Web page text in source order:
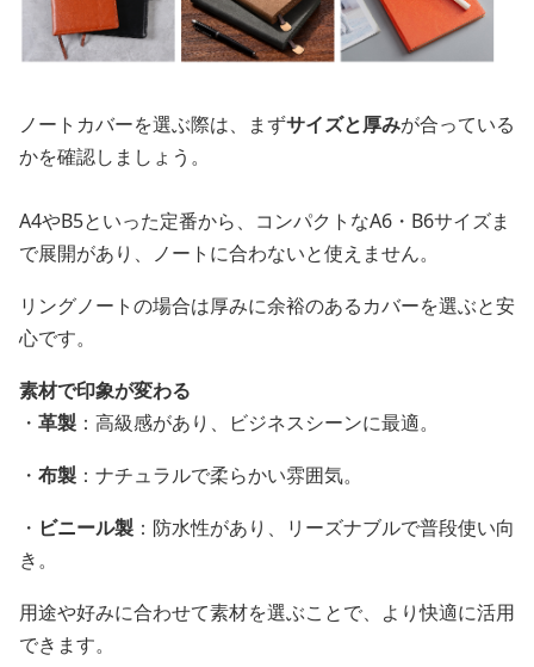
ノートカバーを選ぶ際は、まずサイズと厚みが合っている
かを確認しましょう。
A4やB5といった定番から、コンパクトなA6・B6サイズま
で展開があり、ノートに合わないと使えません。
リングノートの場合は厚みに余裕のあるカバーを選ぶと安
心です。
素材で印象が変わる
・ 革製 ：高級感があり、ビジネスシーンに最適。
・ 布製 ：ナチュラルで柔らかい雰囲気。
・ ビニール製 ：防水性があり、リーズナブルで普段使い向
き。
用途や好みに合わせて素材を選ぶことで、より快適に活用
できます。